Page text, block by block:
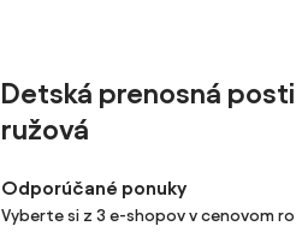
Detská prenosná
ružová
Odporúčané ponuky
Vyberte si z 3 e-shopov v cenovom